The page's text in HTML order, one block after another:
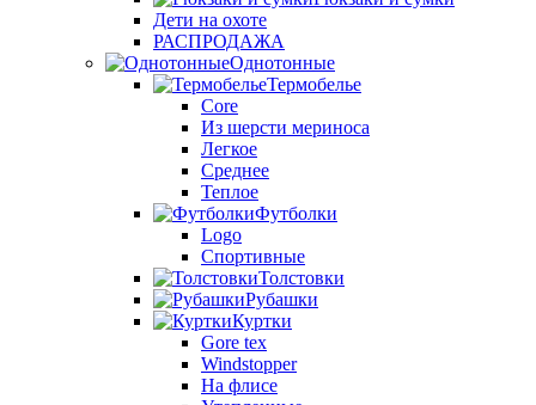
Дети на охоте
РАСПРОДАЖА
Однотонные
Термобелье
Core
Из шерсти мериноса
Легкое
Среднее
Теплое
Футболки
Logo
Спортивные
Толстовки
Рубашки
Куртки
Gore tex
Windstopper
На флисе